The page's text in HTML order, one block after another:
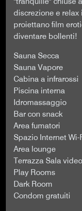
discrezione e
proiettano film
diventare bollenti!
Sauna Secca
Sauna Vapore
Cabina a infrarossi
Piscina interna
Idromassaggio
Bar con snack
Area fumatori
Spazio Internet Wi-
Area lounge
Terrazza Sala video
Play Rooms
Dark Room
Condom gratuiti